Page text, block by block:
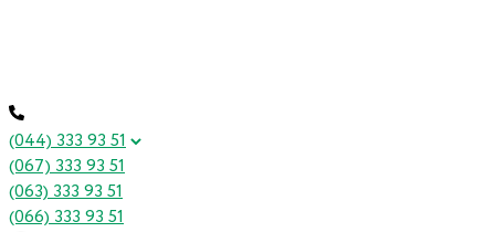
(044) 333 93 51
(067) 333 93 51
(063) 333 93 51
(066) 333 93 51